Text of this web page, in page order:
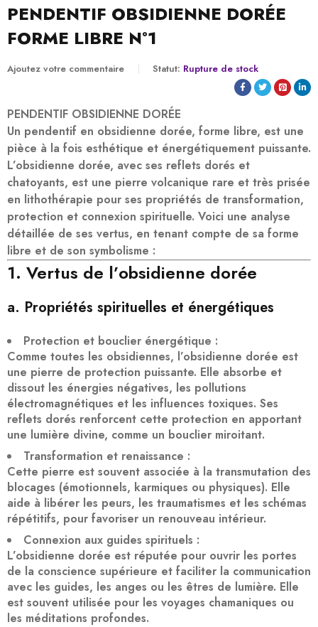
PENDENTIF OBSIDIENNE DORÉE
FORME LIBRE N°1
Ajoutez votre commentaire Statut: Rupture de stock
PENDENTIF OBSIDIENNE DORÉE
Un pendentif en obsidienne dorée, forme libre, est une
pièce à la fois esthétique et énergétiquement puissante.
L’obsidienne dorée, avec ses reflets dorés et
chatoyants, est une pierre volcanique rare et très prisée
en lithothérapie pour ses propriétés de transformation,
protection et connexion spirituelle. Voici une analyse
détaillée de ses vertus, en tenant compte de sa forme
libre et de son symbolisme :
1. Vertus de l’obsidienne dorée
a. Propriétés spirituelles et énergétiques
Protection et bouclier énergétique :
Comme toutes les obsidiennes, l’obsidienne dorée est
une pierre de protection puissante. Elle absorbe et
dissout les énergies négatives, les pollutions
électromagnétiques et les influences toxiques. Ses
reflets dorés renforcent cette protection en apportant
une lumière divine, comme un bouclier miroitant.
Transformation et renaissance :
Cette pierre est souvent associée à la transmutation des
blocages (émotionnels, karmiques ou physiques). Elle
aide à libérer les peurs, les traumatismes et les schémas
répétitifs, pour favoriser un renouveau intérieur.
Connexion aux guides spirituels :
L’obsidienne dorée est réputée pour ouvrir les portes
de la conscience supérieure et faciliter la communication
avec les guides, les anges ou les êtres de lumière. Elle
est souvent utilisée pour les voyages chamaniques ou
les méditations profondes.